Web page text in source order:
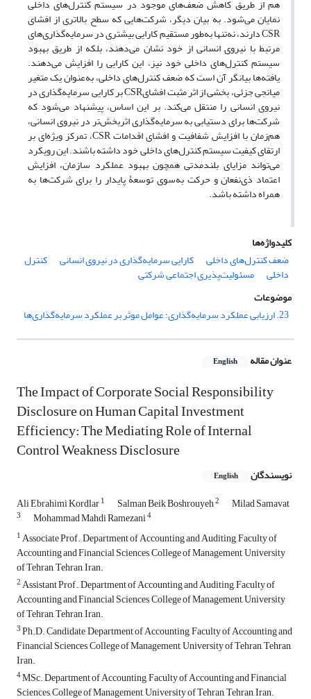
هم از طریق کاهش ضعف‌های موجود در سیستم کنترل‌های داخلی
نمایان می‌شود. به بیان دیگر، شرکت‌هایی که سطح بالاتری از افشای
CSR دارند، نه‌تنها به‌طور مستقیم کارایی بیشتری در سرمایه‌گذاری‌های
مرتبط با نیروی انسانی از خود نشان می‌دهند، بلکه از طریق بهبود
سیستم کنترل‌های داخلی خود نیز، این کارایی را افزایش می‌دهند.
یافته‌ها بیانگر آن است که ضعف کنترل‌های داخلی، به‌عنوان یک متغیر
میانجی جزئی، بخشی از اثر مثبت افشایCSR بر کارایی سرمایه‌گذاری در
نیروی انسانی را منتقل می‌کند. بر این اساس، پیشنهاد می‌شود که
شرکت‌ها برای دستیابی به سرمایه‌گذاری اثربخش‌تر در نیروی انسانی،
هم‌زمان با افزایش شفافیت و افشای اقدامات CSR، تمرکز ویژه‌ای بر
ارتقای کیفیت سیستم کنترل‌های داخلی خود داشته باشند. این رویکرد
می‌تواند مزایای بلندمدتی همچون بهبود عملکرد سازمان، افزایش
اعتماد ذی‌نفعان و حرکت به‌سوی توسعۀ پایدار را برای شرکت‌ها به
همراه داشته باشد.
کلیدواژه‌ها
ضعف کنترل‌‌های داخلی
کارایی سرمایه‌‌گذاری در نیروی انسانی کنترل
داخلی
مسئولیت‌‌پذیری اجتماعی شرکتی
موضوعات
23. ارزیابی عملکرد سرمایه‌گذاری؛ عوامل موثر بر عملکرد سرمایه‌گذاری‌ها
عنوان مقاله English
The Impact of Corporate Social Responsibility
Disclosure on Human Capital Investment
Efficiency: The Mediating Role of Internal
Control Weakness Disclosure
نویسندگان English
Ali Ebrahimi Kordlar1 Salman Beik Boshrouyeh2 Milad Samavat
3 Mohammad Mahdi Ramezani4
1Associate Prof., Department of Accounting and Auditing, Faculty of
Accounting and Financial Sciences, College of Management, University
of Tehran, Tehran, Iran.
2Assistant Prof., Department of Accounting and Auditing, Faculty of
Accounting and Financial Sciences, College of Management, University
of Tehran, Tehran, Iran.
3Ph.D. Candidate, Department of Accounting, Faculty of Accounting and
Financial Sciences, College of Management, University of Tehran, Tehran,
Iran.
4MSc. Department of Accounting, Faculty of Accounting and Financial
Sciences, College of Management, University of Tehran, Tehran, Iran.